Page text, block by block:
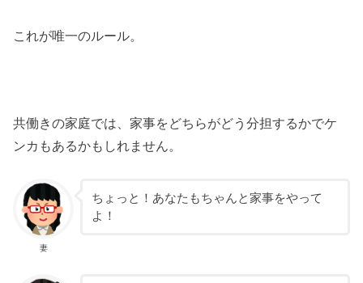
これが唯一のルール。
共働きの家庭では、家事をどちらがどう分担するかでケ
ンカもあるかもしれません。
妻
ちょっと！あなたもちゃんと家事をやって
よ！